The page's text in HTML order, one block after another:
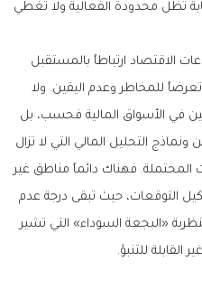
تظل محدودة الفعالية ولا تغطي
الاقتصاد ارتباطاً بالمستقبل
للمخاطر وعدم اليقين. ولا
في الأسواق المالية فحسب، بل
ونماذج التحليل المالي التي لا تزال
فهناك دائماً مناطق غير
التوقعات، حيث تبقى درجة عدم
«البجعة السوداء» التي تشير
القابلة للتنبؤ.